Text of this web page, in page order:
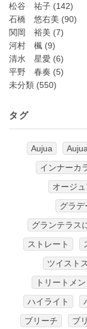
松谷 祐子 (142)
石橋 悠右美 (90)
関岡 裕美 (7)
河村 楓 (9)
清水 星愛 (6)
平野 春奏 (5)
未分類 (550)
タグ
Aujua
インナーカ
オージュ
グラデ
グランテラス
ストレート
ツイスト
トリートメン
ハイライト
ブリーチ
ブ